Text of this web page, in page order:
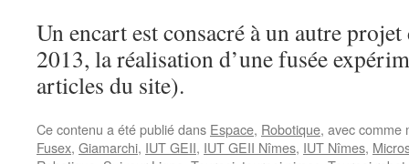
Un encart est consacré à un autre
2013, la réalisation d’une fusée
articles du site).
Ce contenu a été publié dans Espace, Robotique, avec
Fusex, Giamarchi, IUT GEII, IUT GEII Nîmes, IUT Nîmes,